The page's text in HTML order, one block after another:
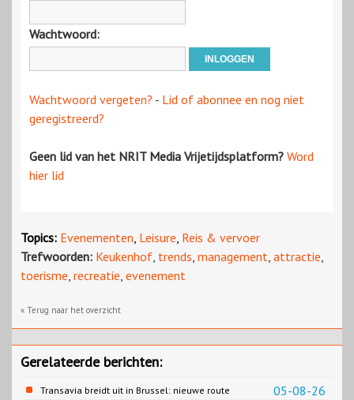
Wachtwoord:
Wachtwoord vergeten? - Lid of abonnee en nog niet
geregistreerd?
Geen lid van het NRIT Media Vrijetijdsplatform? Word
hier lid
Topics: Evenementen, Leisure, Reis & vervoer
Trefwoorden: Keukenhof, trends, management, attractie,
toerisme, recreatie, evenement
« Terug naar het overzicht
Gerelateerde berichten:
05-08-26
Transavia breidt uit in Brussel: nieuwe route